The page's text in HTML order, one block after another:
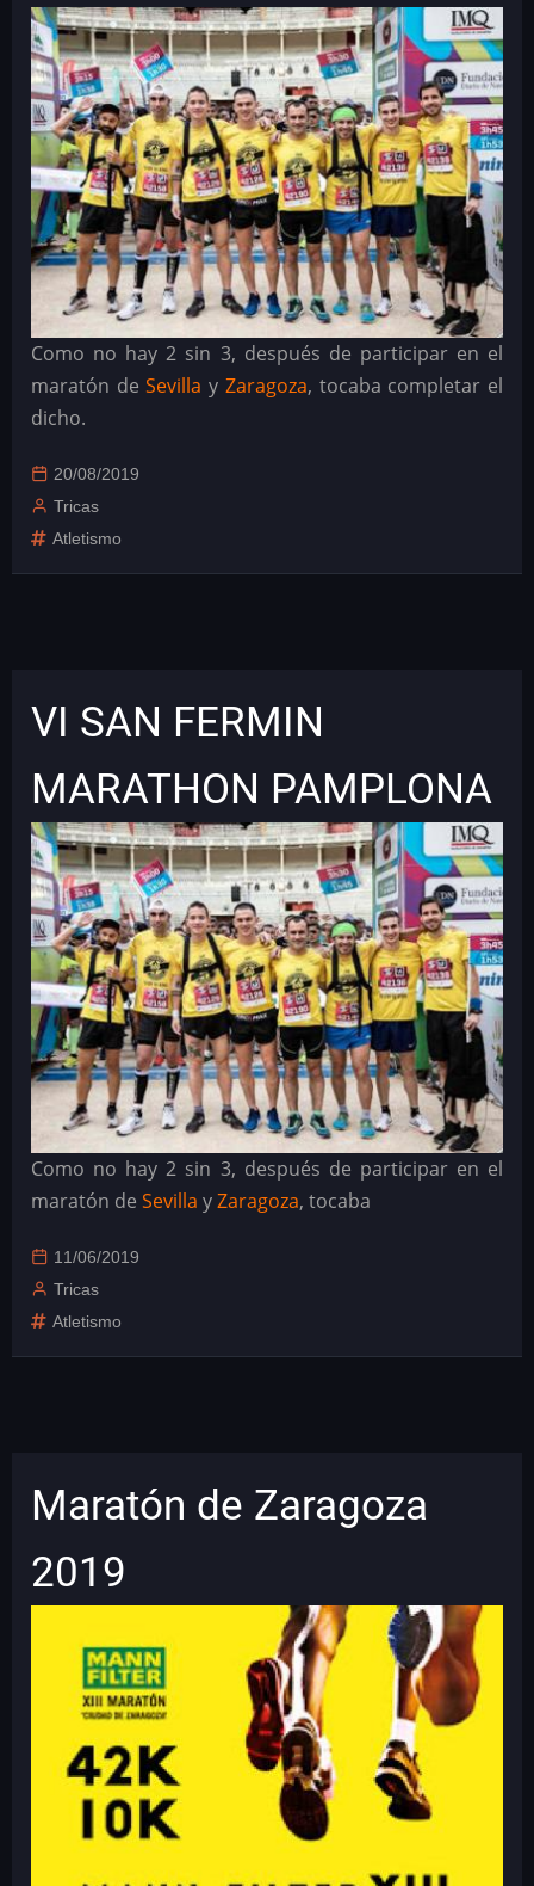
Como no hay 2 sin 3, después de participar en el
maratón deSevilla y Zaragoza, tocaba completar el
dicho.
20/08/2019
Tricas
Atletismo
VI SAN FERMIN
MARATHON PAMPLONA
Como no hay 2 sin 3, después de participar en el
maratón de Sevilla yZaragoza, tocaba
11/06/2019
Tricas
Atletismo
Maratón de Zaragoza
2019